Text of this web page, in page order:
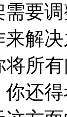
要
解
将所
还